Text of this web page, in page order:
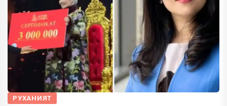
РУХАНИЯТ